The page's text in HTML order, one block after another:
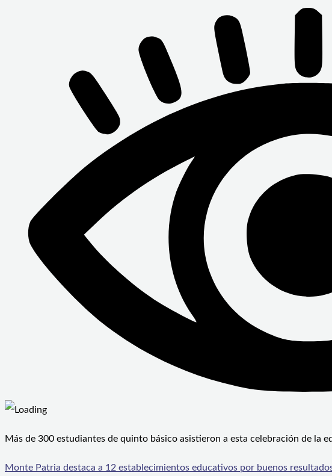
Más de 300 estudiantes de quinto básico asistieron a esta celebración de la
Monte Patria destaca a 12 establecimientos educativos por buenos